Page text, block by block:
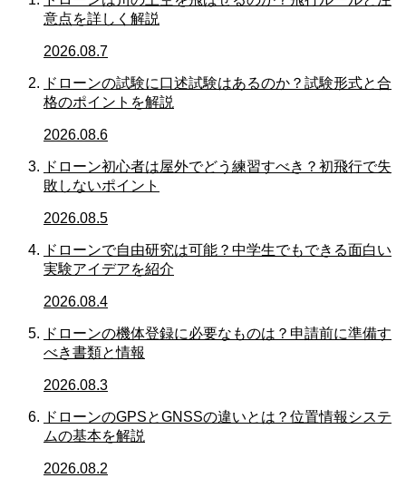
意点を詳しく解説
2026.08.7
ドローンの試験に口述試験はあるのか？試験形式と合
格のポイントを解説
2026.08.6
ドローン初心者は屋外でどう練習すべき？初飛行で失
敗しないポイント
2026.08.5
ドローンで自由研究は可能？中学生でもできる面白い
実験アイデアを紹介
2026.08.4
ドローンの機体登録に必要なものは？申請前に準備す
べき書類と情報
2026.08.3
ドローンのGPSとGNSSの違いとは？位置情報システ
ムの基本を解説
2026.08.2